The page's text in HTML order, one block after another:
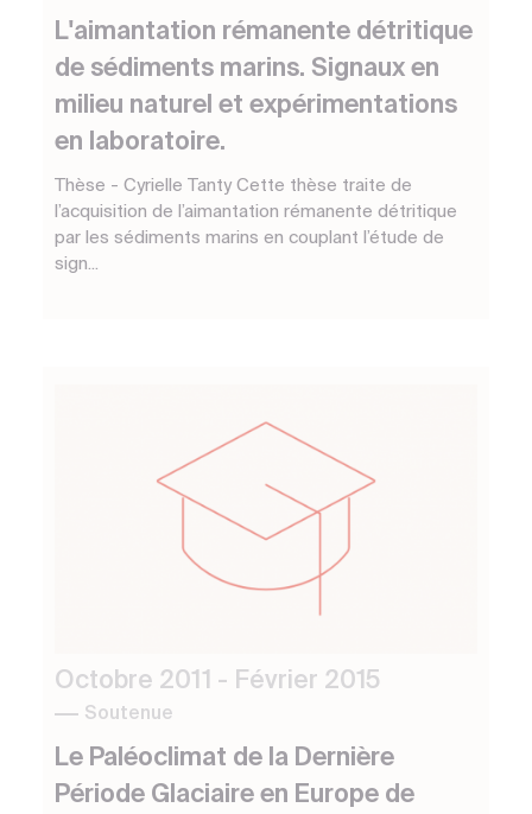
L'aimantation rémanente détritique
de sédiments marins. Signaux en
milieu naturel et expérimentations
en laboratoire.
Thèse - Cyrielle Tanty Cette thèse traite de
l’acquisition de l’aimantation rémanente détritique
par les sédiments marins en couplant l’étude de
sign...
Octobre 2011 - Février 2015
Soutenue
Le Paléoclimat de la Dernière
Période Glaciaire en Europe de